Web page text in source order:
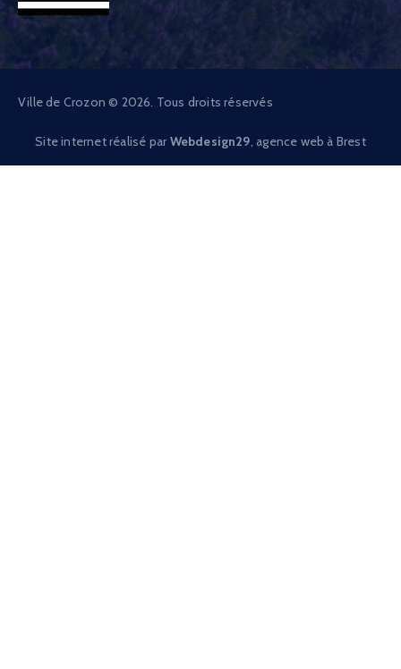
Ville de Crozon © 2026. Tous droits réservés
Site internet réalisé par Webdesign29 , agence web à Brest